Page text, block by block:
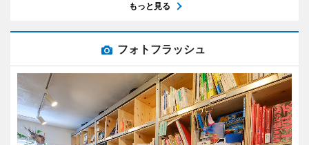
もっと見る
フォトフラッシュ